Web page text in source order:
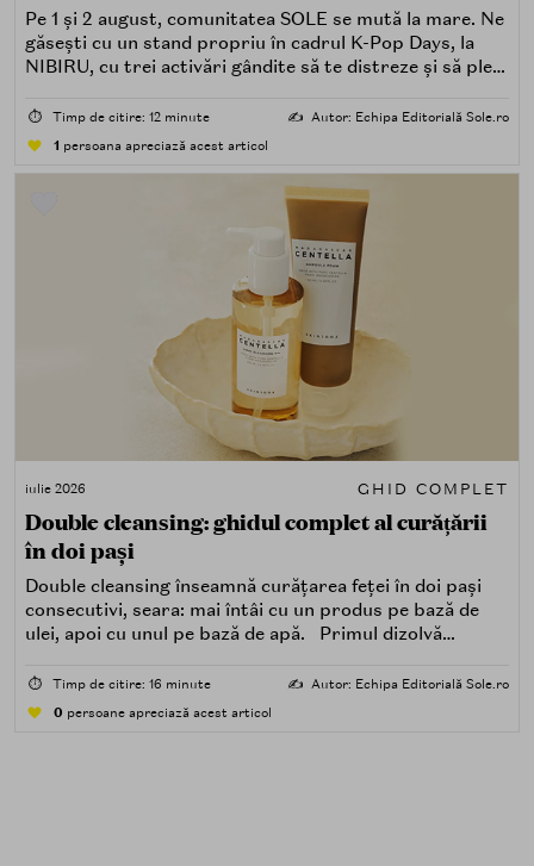
Pe 1 și 2 august, comunitatea SOLE se mută la mare. Ne
găsești cu un stand propriu în cadrul K-Pop Days, la
NIBIRU, cu trei activări gândite să te distreze și să pleci
⏱️ Timp de citire: 12 minute ✍️ Autor: Echipa Editorială Sole.ro
1 persoana apreciază acest articol
iulie 2026 GHID COMPLET
Double cleansing: ghidul complet al curățării
în doi pași
Double cleansing înseamnă curățarea feței în doi pași
consecutivi, seara: mai întâi cu un produs pe bază de
ulei, apoi cu unul pe bază de apă. Primul dizolvă
poluare. Al doilea îndepărtează impuritățile solubile în
⏱️ Timp de citire: 16 minute ✍️ Autor: Echipa Editorială Sole.ro
0 persoane apreciază acest articol